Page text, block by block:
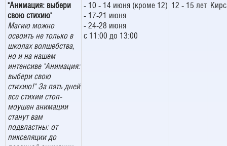
"Анимация: выбери
свою стихию"
Магию можно
освоить не только в
школах волшебства,
но и на нашем
интенсиве "Анимация:
выбери свою
стихию!" За пять дней
все стихии стоп-
моушен анимации
станут вам
подвластны: от
пикселяции до
- 10 - 14 июня (кроме 12)
- 17-21 июня
- 24-28 июня
с 11:00 до 13:00
12 - 15 лет